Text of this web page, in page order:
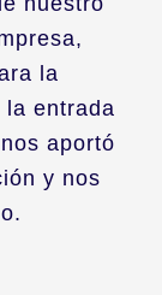
la
la entrada
aportó
y nos